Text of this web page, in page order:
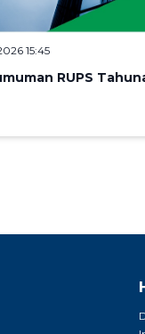
15:45
RUPS